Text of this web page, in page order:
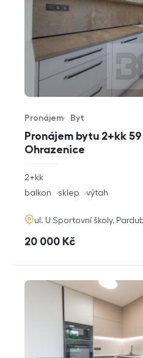
Pronájem bytu 2+kk
Ohrazenice
Typ nabídky
Pronájem
Typ nemovitosti
Byt
rozměry
dispozice
2+kk
funkce
balkon sklep výtah
adresa
ul. U Sportovní školy,
cena
20 000 Kč